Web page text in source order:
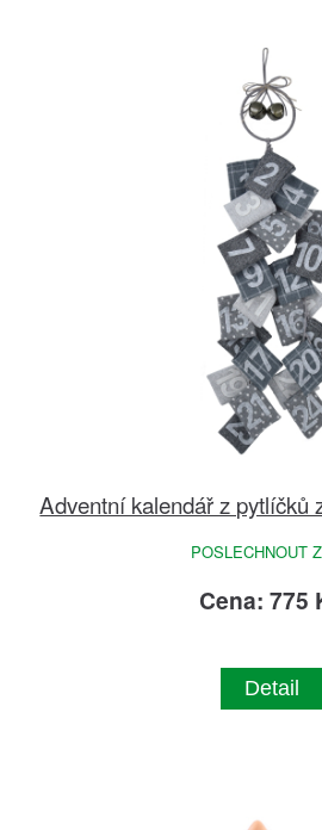
Adventní kalendář z pytlíčků
POSLECHNOUT
Cena: 775
Detail